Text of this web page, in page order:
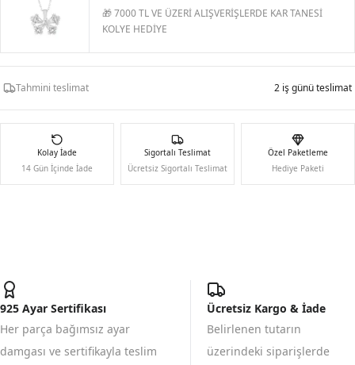
🎁 7000 TL VE ÜZERİ ALIŞVERİŞLERDE KAR TANESİ
KOLYE HEDİYE
Tahmini teslimat 2 iş günü teslimat
Kolay İade
14 Gün İçinde İade
Sigortalı Teslimat
Ücretsiz Sigortalı Teslimat
Özel Paketleme
Hediye Paketi
925 Ayar Sertifikası
Her parça bağımsız ayar
damgası ve sertifikayla teslim
Ücretsiz Kargo & İade
Belirlenen tutarın
üzerindeki siparişlerde